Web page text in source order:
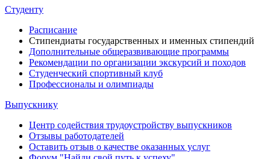
Студенту
Расписание
Стипендиаты государственных и именных стипендий
Дополнительные общеразвивающие программы
Рекомендации по организации экскурсий и походов
Студенческий спортивный клуб
Профессионалы и олимпиады
Выпускнику
Центр содействия трудоустройству выпускников
Отзывы работодателей
Оставить отзыв о качестве оказанных услуг